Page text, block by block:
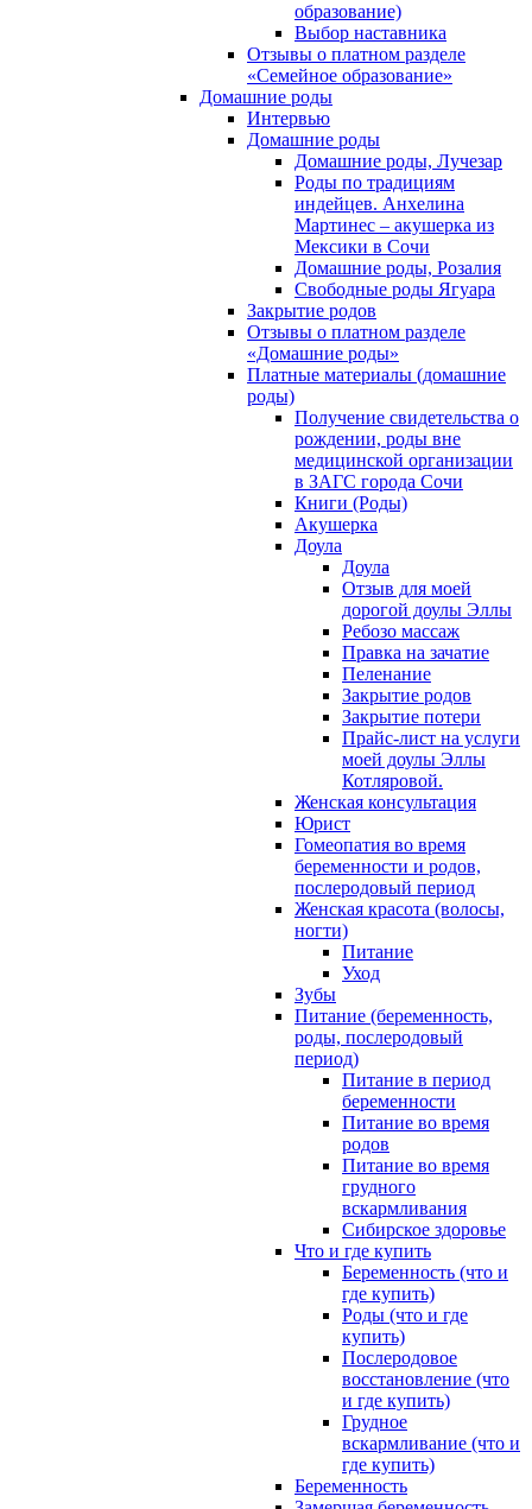
образование)
Выбор наставника
Отзывы о платном разделе
«Семейное образование»
Домашние роды
Интервью
Домашние роды
Домашние роды, Лучезар
Роды по традициям
индейцев. Анхелина
Мартинес – акушерка из
Мексики в Сочи
Домашние роды, Розалия
Свободные роды Ягуара
Закрытие родов
Отзывы о платном разделе
«Домашние роды»
Платные материалы (домашние
роды)
Получение свидетельства о
рождении, роды вне
медицинской организации
в ЗАГС города Сочи
Книги (Роды)
Акушерка
Доула
Доула
Отзыв для моей
дорогой доулы Эллы
Ребозо массаж
Правка на зачатие
Пеленание
Закрытие родов
Закрытие потери
Прайс-лист на услуги
моей доулы Эллы
Котляровой.
Женская консультация
Юрист
Гомеопатия во время
беременности и родов,
послеродовый период
Женская красота (волосы,
ногти)
Питание
Уход
Зубы
Питание (беременность,
роды, послеродовый
период)
Питание в период
беременности
Питание во время
родов
Питание во время
грудного
вскармливания
Сибирское здоровье
Что и где купить
Беременность (что и
где купить)
Роды (что и где
купить)
Послеродовое
восстановление (что
и где купить)
Грудное
вскармливание (что и
где купить)
Беременность